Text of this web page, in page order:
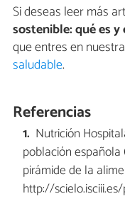
Si deseas leer más
sostenible: qué es
que entres en
saludable.
Referencias
Nutrición
población española
pirámide de la
http://